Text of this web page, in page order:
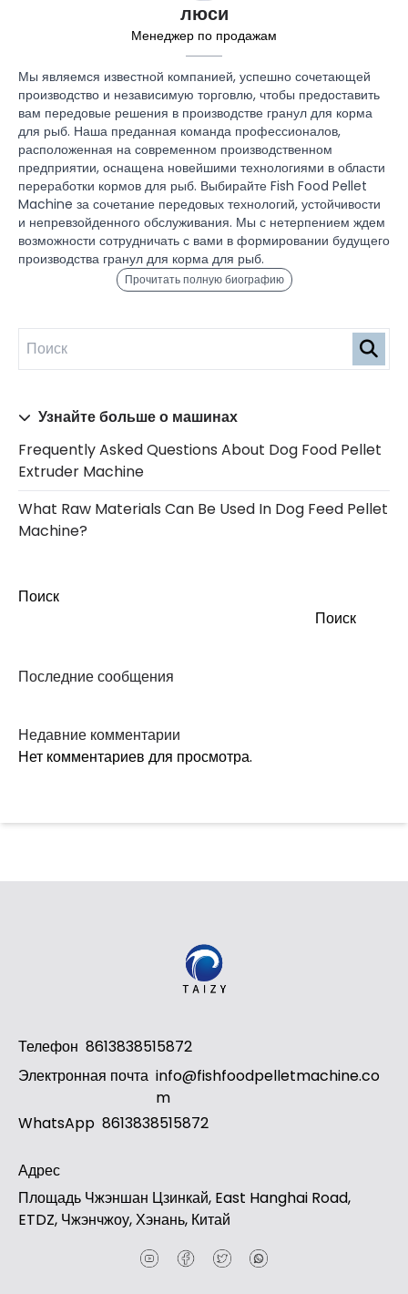
люси
Менеджер по продажам
Мы являемся известной компанией, успешно сочетающей
производство и независимую торговлю, чтобы предоставить
вам передовые решения в производстве гранул для корма
для рыб. Наша преданная команда профессионалов,
расположенная на современном производственном
предприятии, оснащена новейшими технологиями в области
переработки кормов для рыб. Выбирайте Fish Food Pellet
Machine за сочетание передовых технологий, устойчивости
и непревзойденного обслуживания. Мы с нетерпением ждем
возможности сотрудничать с вами в формировании будущего
производства гранул для корма для рыб.
Прочитать полную биографию
Узнайте больше о машинах
Frequently Asked Questions About Dog Food Pellet
Extruder Machine
What Raw Materials Can Be Used In Dog Feed Pellet
Machine?
Поиск
Поиск
Последние сообщения
Недавние комментарии
Нет комментариев для просмотра.
Телефон 8613838515872
Электронная почта info@fishfoodpelletmachine.co
m
WhatsApp 8613838515872
Адрес
Площадь Чжэншан Цзинкай, East Hanghai Road,
ETDZ, Чжэнчжоу, Хэнань, Китай